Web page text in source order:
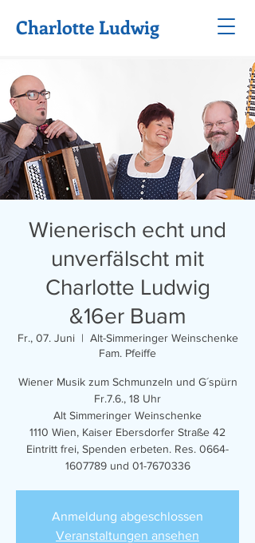
Charlotte Ludwig
Wienerisch echt und
unverfälscht mit
Charlotte Ludwig
&16er Buam
Fr., 07. Juni
  |
Alt-Simmeringer Weinschenke
Fam. Pfeiffe
Wiener Musik zum Schmunzeln und G´spürn
Fr.7.6., 18 Uhr
Alt Simmeringer Weinschenke
1110 Wien, Kaiser Ebersdorfer Straße 42
Eintritt frei, Spenden erbeten. Res. 0664-
1607789 und 01-7670336
Anmeldung abgeschlossen
Veranstaltungen ansehen